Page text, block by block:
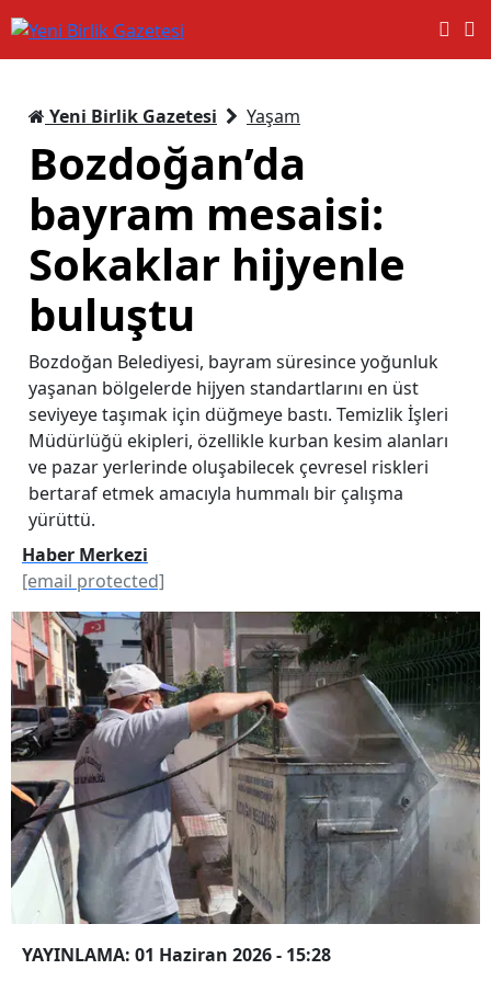
Yeni Birlik Gazetesi Yaşam
Bozdoğan’da
bayram mesaisi:
Sokaklar hijyenle
buluştu
Bozdoğan Belediyesi, bayram süresince yoğunluk
yaşanan bölgelerde hijyen standartlarını en üst
seviyeye taşımak için düğmeye bastı. Temizlik İşleri
Müdürlüğü ekipleri, özellikle kurban kesim alanları
ve pazar yerlerinde oluşabilecek çevresel riskleri
bertaraf etmek amacıyla hummalı bir çalışma
yürüttü.
Haber Merkezi
[email protected]
YAYINLAMA: 01 Haziran 2026 - 15:28